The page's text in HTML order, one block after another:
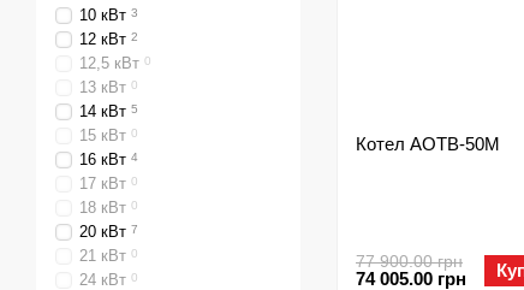
Котел АОТВ-50М
77 900.00 грн
74 005.00 грн
10 кВт 3
12 кВт 2
12,5 кВт 0
13 кВт 0
14 кВт 5
15 кВт 0
16 кВт 4
17 кВт 0
18 кВт 0
20 кВт 7
21 кВт 0
24 кВт 0